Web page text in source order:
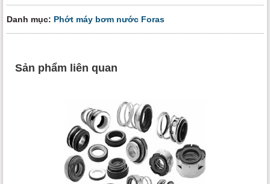
Danh mục: Phớt máy bơm nước Foras
Sản phẩm liên quan